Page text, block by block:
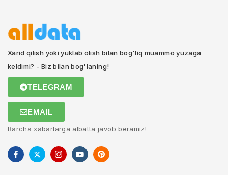
Xarid qilish yoki yuklab olish bilan bog'liq muammo yuzaga
keldimi? - Biz bilan bog'laning!
TELEGRAM
EMAIL
Barcha xabarlarga albatta javob beramiz!